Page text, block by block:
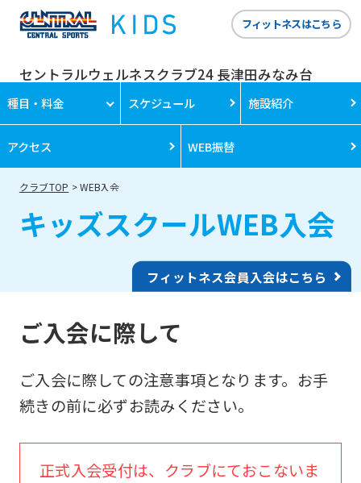
セントラルウェルネスクラブ24 長津田みなみ台
フィットネスはこちら
種目・料金 スケジュール 施設紹介
アクセス WEB振替
クラブTOP WEB入会
キッズスクールWEB入会
フィットネス会員入会はこちら
ご入会に際して
ご入会に際しての注意事項となります。お手
続きの前に必ずお読みください。
正式入会受付は、クラブにておこないま